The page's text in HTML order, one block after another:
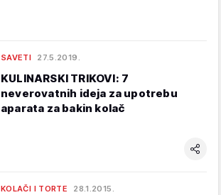
SAVETI 27.5.2019.
KULINARSKI TRIKOVI: 7
neverovatnih ideja za upotrebu
aparata za bakin kolač
KOLAČI I TORTE 28.1.2015.